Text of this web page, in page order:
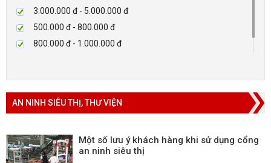
Khác
Rapiscan
3.000.000 đ - 5.000.000 đ
500.000 đ - 800.000 đ
800.000 đ - 1.000.000 đ
AN NINH SIÊU THỊ, THƯ VIỆN
Một số lưu ý khách hàng khi sử dụng cổng
an ninh siêu thị